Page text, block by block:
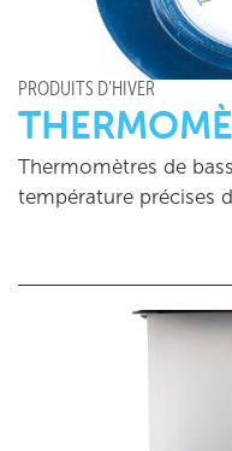
PRODUITS D'HIVER
Thermomètres de
température précises